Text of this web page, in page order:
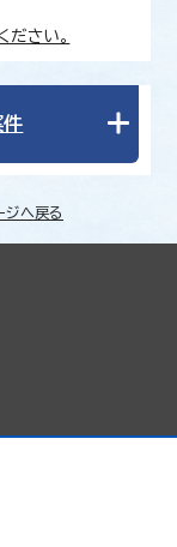
ださい。
件
ジへ戻る